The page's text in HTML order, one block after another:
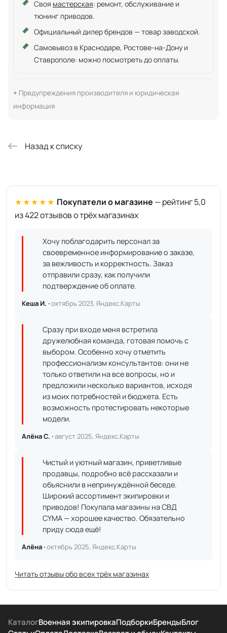
Своя мастерская: ремонт, обслуживание и
тюнинг приводов.
Официальный дилер брендов — товар заводской.
Самовывоз в Краснодаре, Ростове-на-Дону и
Ставрополе: можно посмотреть до оплаты.
Предупреждения производителя и юридическая
информация
Назад к списку
★★★★★ Покупатели о магазине — рейтинг 5,0
из 422 отзывов о трёх магазинах
Хочу поблагодарить персонал за
своевременное информирование о заказе,
за вежливость и корректность. Заказ
отправили сразу, как получили
подтверждение об оплате.
Кеша И. ·октябрь 2023, Яндекс.Карты
Сразу при входе меня встретила
дружелюбная команда, готовая помочь с
выбором. Особенно хочу отметить
профессионализм консультантов: они не
только ответили на все вопросы, но и
предложили несколько вариантов, исходя
из моих потребностей и бюджета. Есть
возможность протестировать некоторые
модели.
Алёна С. ·август 2025, Яндекс.Карты
Чистый и уютный магазин, приветливые
продавцы, подробно всё рассказали и
объяснили в непринуждённой беседе.
Широкий ассортимент экипировки и
приводов! Покупала магазины на СВД
CYMA — хорошее качество. Обязательно
приду сюда ещё!
Алёна ·октябрь 2025, Яндекс.Карты
Читать отзывы обо всех трёх магазинах
КаталогВоенная экипировкаПодборкиБрендыБлог